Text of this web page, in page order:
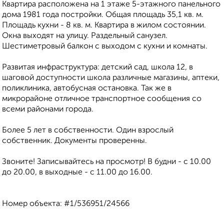
Квартира расположена на 1 этаже 5-этажного панельного
дома 1981 года постройки. Общая площадь 35,1 кв. м.
Площадь кухни - 8 кв. м. Квартира в жилом состоянии.
Окна выходят на улицу. Раздельный санузел.
Шестиметровый балкон с выходом с кухни и комнаты.
Развитая инфраструктура: детский сад, школа 12, в
шаговой доступности школа различные магазины, аптеки,
поликлиника, автобусная остановка. Так же в
микрорайоне отличное транспортное сообщения со
всеми районами города.
Более 5 лет в собственности. Один взрослый
собственник. Документы проверенны.
Звоните! Записывайтесь на просмотр! В будни - с 10.00
до 20.00, в выходные - с 11.00 до 16.00.
Номер объекта: #1/536951/24566